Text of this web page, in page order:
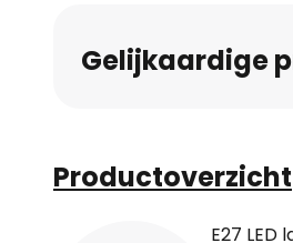
Gelijkaardige
Productoverzicht
E27